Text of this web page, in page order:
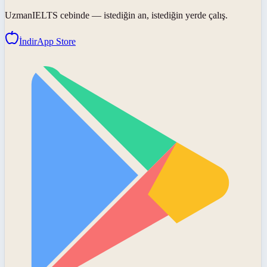
UzmanIELTS cebinde — istediğin an, istediğin yerde çalış.
İndirApp Store